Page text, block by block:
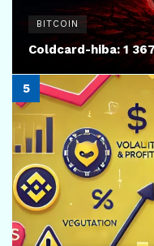
BITCOIN
Coldcard-hiba: 1